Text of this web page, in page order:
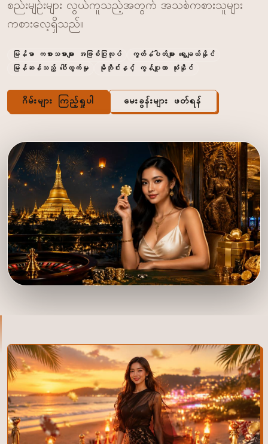
စည်းမျဉ်းများ လွယ်ကူသည့်အတွက် အသစ်ကစားသူများ
ကစားလေ့ရှိသည်။
မြန်မာ ကစားသမားများ အဖြစ်ပြုလုပ်
ကွတ်နံပါတ်များ ရွေးချယ်နိုင်
မြန်ဆန်သည့် ပေါ်ထွက်မှု
မိုဘိုင်းနှင့် ကွန်ပျူတာ သုံးနိုင်
ဂိမ်းများ ကြည့်ရှုပါ မေးခွန်းများ ဖတ်ရန်